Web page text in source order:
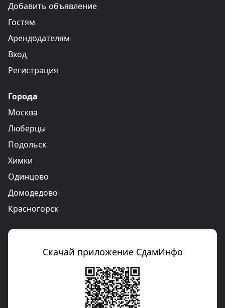
Добавить объявление
Гостям
Арендодателям
Вход
Регистрация
Города
Москва
Люберцы
Подольск
Химки
Одинцово
Домодедово
Красногорск
Скачай приложение СдамИнфо